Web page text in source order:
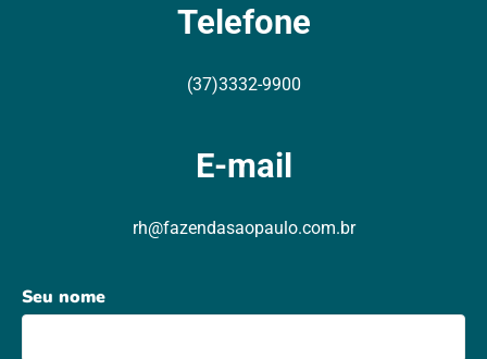
Telefone
(37)3332-9900
E-mail
rh@fazendasaopaulo.com.br
Seu nome